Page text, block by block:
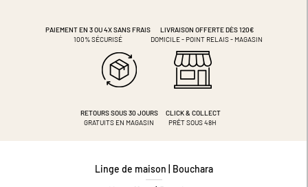
PAIEMENT EN 3 OU 4XSANS FRAIS
100% SÉCURISÉ
LIVRAISON OFFERTE DÈS 120€
DOMICILE - POINT RELAIS - MAGASIN
RETOURS SOUS 30 JOURS
GRATUITS EN MAGASIN
CLICK & COLLECT
PRÊT SOUS 48H
Linge de maison | Bouchara